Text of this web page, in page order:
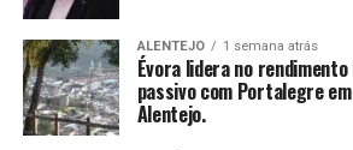
ALENTEJO 1 semana atrás
Évora lidera no
passivo com Portalegre
Alentejo.